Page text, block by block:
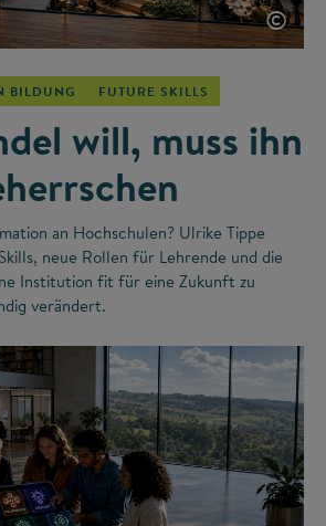
©
BILDUNG FUTURE SKILLS
will, muss ihn
an Hochschulen? Ulrike Tippe
neue Rollen für Lehrende und die
Institution fit für eine Zukunft zu
verändert.